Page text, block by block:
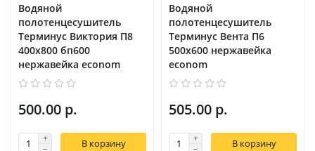
Водяной
полотенцесушитель
Терминус Виктория П8
400х800 бп600
нержавейка econom
500.00 р.
В корзину
Водяной
полотенцесушитель
Терминус Вента П6
500х600 нержавейка
econom
505.00 р.
В корзину